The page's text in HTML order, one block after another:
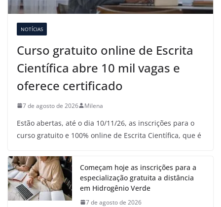
NOTÍCIAS
Curso gratuito online de Escrita
Científica abre 10 mil vagas e
oferece certificado
7 de agosto de 2026 Milena
Estão abertas, até o dia 10/11/26, as inscrições para o
curso gratuito e 100% online de Escrita Científica, que é
Começam hoje as inscrições para a
especialização gratuita a distância
em Hidrogênio Verde
7 de agosto de 2026